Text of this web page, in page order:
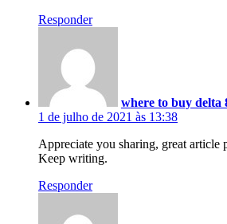
Responder
where to buy delta
1 de julho de 2021 às 13:38
Appreciate you sharing, great article
Keep writing.
Responder